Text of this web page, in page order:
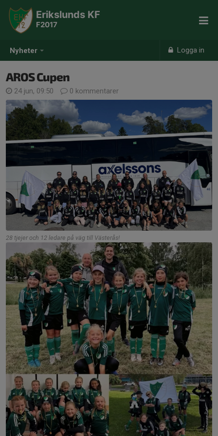
Nyheter Logga in
Erikslunds KF
F2017
AROS Cupen
24 jun, 09:50 0 kommentarer
28 tjejer och 12 ledare på väg till Västerås!